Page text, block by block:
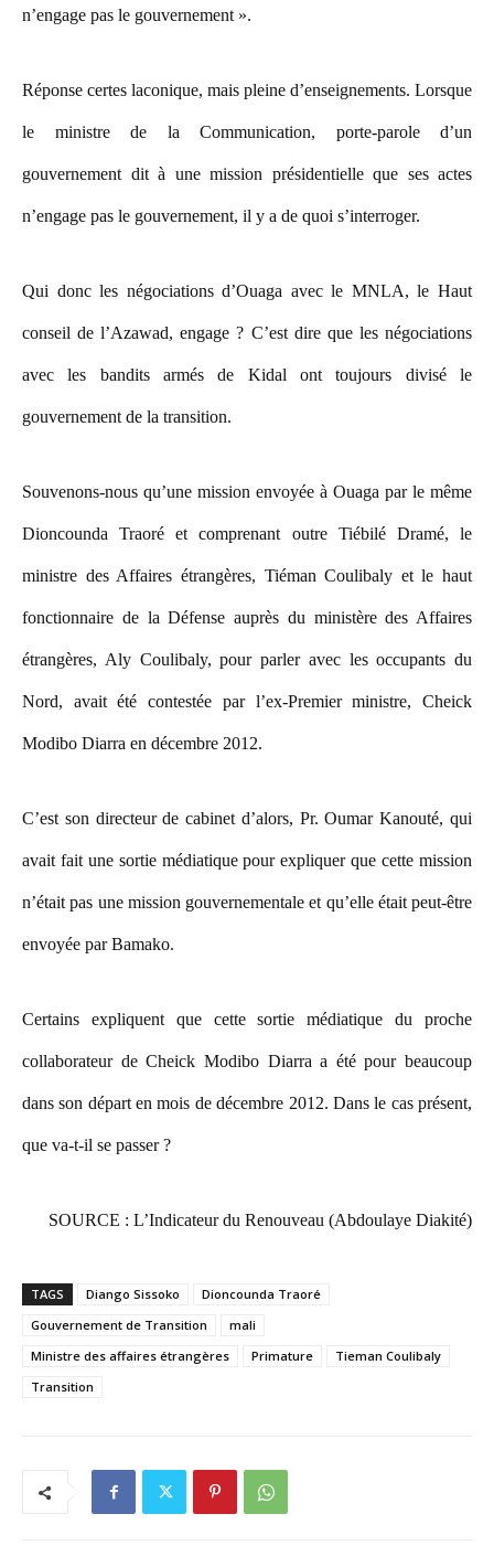
n’engage pas le gouvernement ».
Réponse certes laconique, mais pleine d’enseignements. Lorsque
le ministre de la Communication, porte-parole d’un
gouvernement dit à une mission présidentielle que ses actes
n’engage pas le gouvernement, il y a de quoi s’interroger.
Qui donc les négociations d’Ouaga avec le MNLA, le Haut
conseil de l’Azawad, engage ? C’est dire que les négociations
avec les bandits armés de Kidal ont toujours divisé le
gouvernement de la transition.
Souvenons-nous qu’une mission envoyée à Ouaga par le même
Dioncounda Traoré et comprenant outre Tiébilé Dramé, le
ministre des Affaires étrangères, Tiéman Coulibaly et le haut
fonctionnaire de la Défense auprès du ministère des Affaires
étrangères, Aly Coulibaly, pour parler avec les occupants du
Nord, avait été contestée par l’ex-Premier ministre, Cheick
Modibo Diarra en décembre 2012.
C’est son directeur de cabinet d’alors, Pr. Oumar Kanouté, qui
avait fait une sortie médiatique pour expliquer que cette mission
n’était pas une mission gouvernementale et qu’elle était peut-être
envoyée par Bamako.
Certains expliquent que cette sortie médiatique du proche
collaborateur de Cheick Modibo Diarra a été pour beaucoup
dans son départ en mois de décembre 2012. Dans le cas présent,
que va-t-il se passer ?
SOURCE : L’Indicateur du Renouveau (Abdoulaye Diakité)
TAGS Diango Sissoko
Dioncounda Traoré
Gouvernement de Transition
mali
Ministre des affaires étrangères
Primature
Tieman Coulibaly
Transition